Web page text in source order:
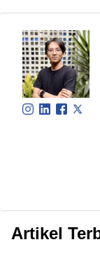
Artikel